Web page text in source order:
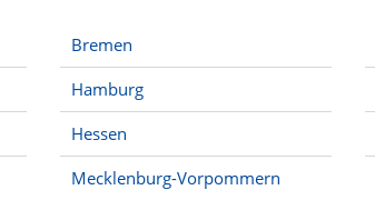
Bremen
Hamburg
Hessen
Mecklenburg-Vorpommern